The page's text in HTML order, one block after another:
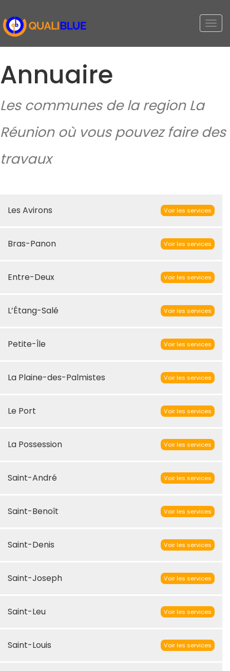
Annuaire
Les communes de la region La
Réunion où vous pouvez faire des
travaux
Les Avirons Voir les services
Bras-Panon Voir les services
Entre-Deux Voir les services
L’Étang-Salé Voir les services
Petite-Île Voir les services
La Plaine-des-Palmistes Voir les services
Le Port Voir les services
La Possession Voir les services
Saint-André Voir les services
Saint-Benoît Voir les services
Saint-Denis Voir les services
Saint-Joseph Voir les services
Saint-Leu Voir les services
Saint-Louis Voir les services